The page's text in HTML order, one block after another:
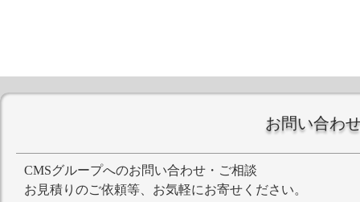
お問い合わ
CMSグループへのお問い合わせ・ご相談
お見積りのご依頼等、お気軽にお寄せください。